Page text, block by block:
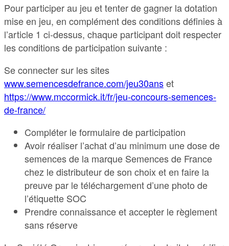
Pour participer au jeu et tenter de gagner la dotation
mise en jeu, en complément des conditions définies à
l’article 1 ci-dessus, chaque participant doit respecter
les conditions de participation suivante :
Se connecter sur les sites
www.semencesdefrance.com/jeu30anset
https://www.mccormick.it/fr/jeu-concours-semences-
de-france/
Compléter le formulaire de participation
Avoir réaliser l’achat d’au minimum une dose de
semences de la marque Semences de France
chez le distributeur de son choix et en faire la
preuve par le téléchargement d’une photo de
l’étiquette SOC
Prendre connaissance et accepter le règlement
sans réserve